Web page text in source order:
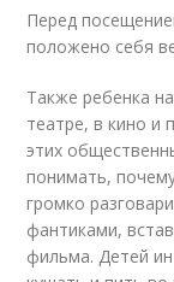
Перед
положено себя
Также ребенка
театре, в кино и
этих
понимать,
громко
фантиками,
фильма. Детей